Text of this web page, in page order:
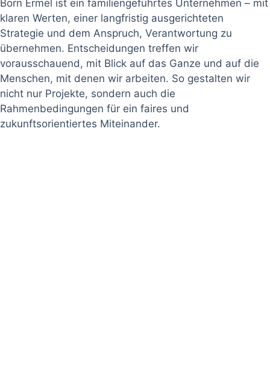
Born Ermel ist ein familiengeführtes Unternehmen – mit
klaren Werten, einer langfristig ausgerichteten
Strategie und dem Anspruch, Verantwortung zu
übernehmen. Entscheidungen treffen wir
vorausschauend, mit Blick auf das Ganze und auf die
Menschen, mit denen wir arbeiten. So gestalten wir
nicht nur Projekte, sondern auch die
Rahmenbedingungen für ein faires und
zukunftsorientiertes Miteinander.